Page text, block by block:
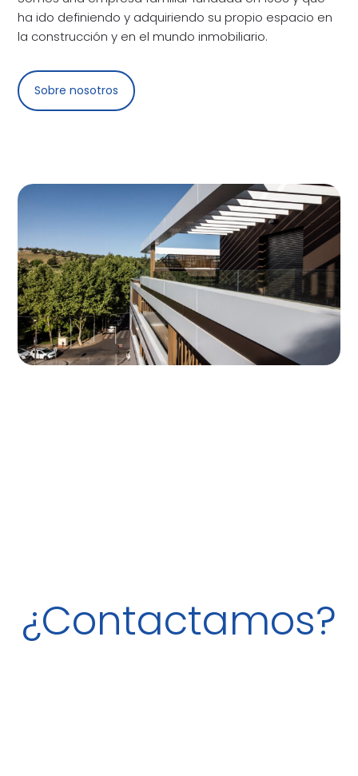
ha ido definiendo y adquiriendo su propio espacio en
la construcción y en el mundo inmobiliario.
Sobre nosotros
¿Contactamos?